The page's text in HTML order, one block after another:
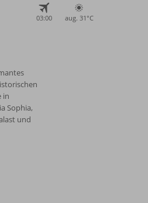
03:00 aug. 31°C
in
Sophia,
und